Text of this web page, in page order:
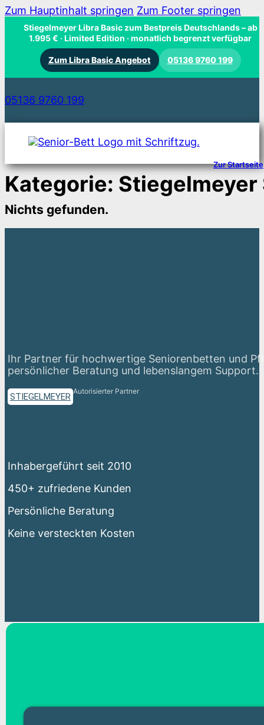
Zum Hauptinhalt springen Zum Footer springen
Stiegelmeyer Libra Basic zum Bestpreis Deutschlands– ab
1.995 € · Limited Edition · monatlich begrenzt verfügbar
Zum Libra Basic Angebot 05136 9760 199
05136 9760 199
Zur Startseite
Kategorie: Stiegelmeyer
Nichts gefunden.
Ihr Partner für hochwertige Seniorenbetten und
persönlicher Beratung und lebenslangem Support.
STIEGELMEYER
Autorisierter Partner
Inhabergeführt seit 2010
450+ zufriedene Kunden
Persönliche Beratung
Keine versteckten Kosten